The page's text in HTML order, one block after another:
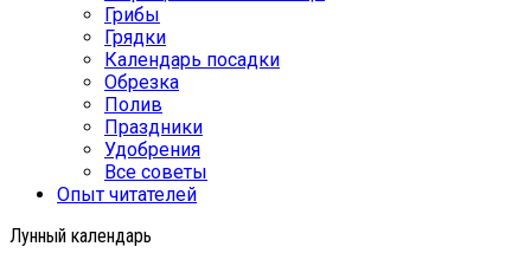
Грибы
Грядки
Календарь посадки
Обрезка
Полив
Праздники
Удобрения
Все советы
Опыт читателей
Лунный календарь